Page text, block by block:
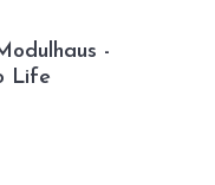
-
Life